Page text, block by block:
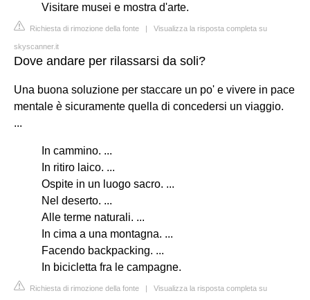
Visitare musei e mostra d'arte.
Richiesta di rimozione della fonte | Visualizza la risposta completa su
skyscanner.it
Dove andare per rilassarsi da soli?
Una buona soluzione per staccare un po' e vivere in pace
mentale è sicuramente quella di concedersi un viaggio.
...
In cammino. ...
In ritiro laico. ...
Ospite in un luogo sacro. ...
Nel deserto. ...
Alle terme naturali. ...
In cima a una montagna. ...
Facendo backpacking. ...
In bicicletta fra le campagne.
Richiesta di rimozione della fonte | Visualizza la risposta completa su